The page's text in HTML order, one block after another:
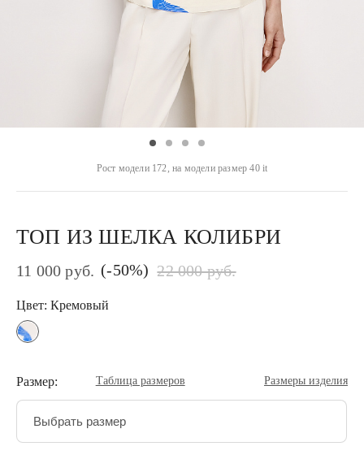
Рост модели 172, на модели размер 40 it
ТОП ИЗ ШЕЛКА КОЛИБРИ
11 000 руб. (-50%) 22 000 руб.
Цвет: Кремовый
Размер: Таблица размеров Размеры изделия
Выбрать размер